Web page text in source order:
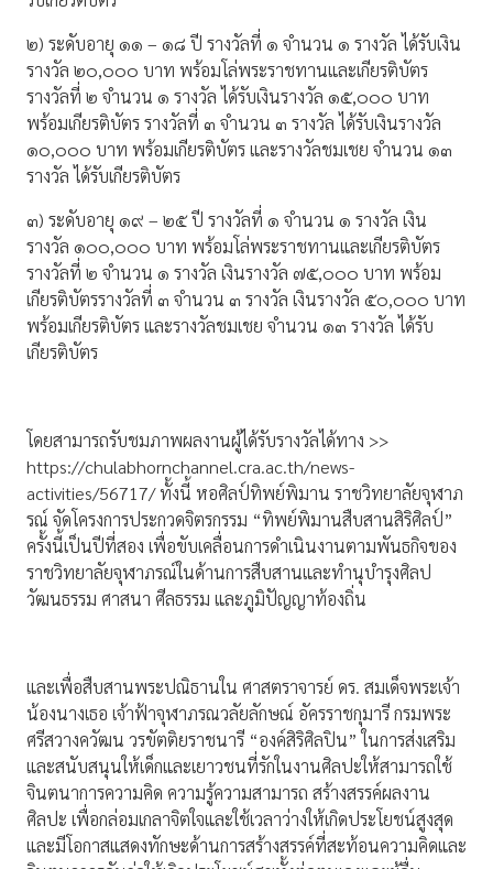
๒) ระดับอายุ ๑๑ – ๑๘ ปี รางวัลที่ ๑ จำนวน ๑ รางวัล ได้รับเงิน
รางวัล ๒๐,๐๐๐ บาท พร้อมโล่พระราชทานและเกียรติบัตร
รางวัลที่ ๒ จำนวน ๑ รางวัล ได้รับเงินรางวัล ๑๕,๐๐๐ บาท
พร้อมเกียรติบัตร รางวัลที่ ๓ จำนวน ๓ รางวัล ได้รับเงินรางวัล
๑๐,๐๐๐ บาท พร้อมเกียรติบัตร และรางวัลชมเชย จำนวน ๑๓
รางวัล ได้รับเกียรติบัตร
๓) ระดับอายุ ๑๙ – ๒๕ ปี รางวัลที่ ๑ จำนวน ๑ รางวัล เงิน
รางวัล ๑๐๐,๐๐๐ บาท พร้อมโล่พระราชทานและเกียรติบัตร
รางวัลที่ ๒ จำนวน ๑ รางวัล เงินรางวัล ๗๕,๐๐๐ บาท พร้อม
เกียรติบัตรรางวัลที่ ๓ จำนวน ๓ รางวัล เงินรางวัล ๕๐,๐๐๐ บาท
พร้อมเกียรติบัตร และรางวัลชมเชย จำนวน ๑๓ รางวัล ได้รับ
เกียรติบัตร
โดยสามารถรับชมภาพผลงานผู้ได้รับรางวัลได้ทาง >>
https://chulabhornchannel.cra.ac.th/news-
activities/56717/ ทั้งนี้ หอศิลป์ทิพย์พิมาน ราชวิทยาลัยจุฬาภ
รณ์ จัดโครงการประกวดจิตรกรรม “ทิพย์พิมานสืบสานสิริศิลป์”
ครั้งนี้เป็นปีที่สอง เพื่อขับเคลื่อนการดำเนินงานตามพันธกิจของ
ราชวิทยาลัยจุฬาภรณ์ในด้านการสืบสานและทำนุบำรุงศิลป
วัฒนธรรม ศาสนา ศีลธรรม และภูมิปัญญาท้องถิ่น
และเพื่อสืบสานพระปณิธานใน ศาสตราจารย์ ดร. สมเด็จพระเจ้า
น้องนางเธอ เจ้าฟ้าจุฬาภรณวลัยลักษณ์ อัครราชกุมารี กรมพระ
ศรีสวางควัฒน วรขัตติยราชนารี “องค์สิริศิลปิน” ในการส่งเสริม
และสนับสนุนให้เด็กและเยาวชนที่รักในงานศิลปะให้สามารถใช้
จินตนาการความคิด ความรู้ความสามารถ สร้างสรรค์ผลงาน
ศิลปะ เพื่อกล่อมเกลาจิตใจและใช้เวลาว่างให้เกิดประโยชน์สูงสุด
และมีโอกาสแสดงทักษะด้านการสร้างสรรค์ที่สะท้อนความคิดและ